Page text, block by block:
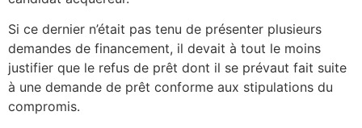
Si ce dernier n’était pas tenu de présenter plusieurs
demandes de financement, il devait à tout le moins
justifier que le refus de prêt dont il se prévaut fait suite
à une demande de prêt conforme aux stipulations du
compromis.